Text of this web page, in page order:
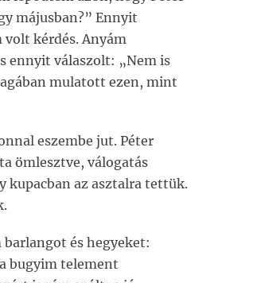
májusban?” Ennyit
volt kérdés. Anyám
ennyit válaszolt: „Nem is
mulatott ezen, mint
eszembe jut. Péter
ömlesztve, válogatás
kupacban az asztalra tettük.
és hegyeket:
bugyim telement